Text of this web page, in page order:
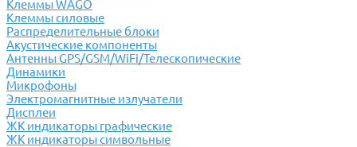
Клеммы WAGO
Клеммы силовые
Распределительные блоки
Акустические компоненты
Антенны GPS/GSM/WiFi/Телескопические
Динамики
Микрофоны
Электромагнитные излучатели
Дисплеи
ЖК индикаторы графические
ЖК индикаторы символьные